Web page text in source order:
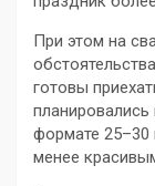
При этом на
готовы
формате 25–30
менее